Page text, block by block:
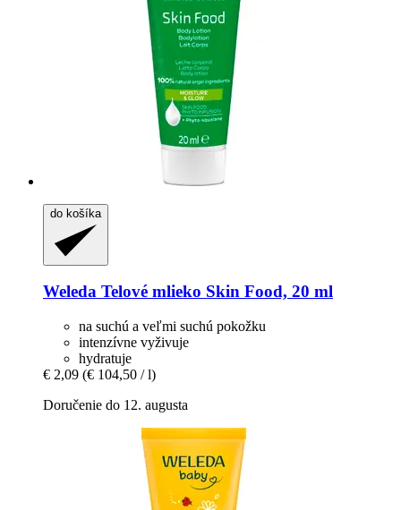
do košíka
Weleda Telové mlieko Skin Food, 20 ml
na suchú a veľmi suchú pokožku
intenzívne vyživuje
hydratuje
€ 2,09 (€ 104,50 / l)
Doručenie do 12. augusta